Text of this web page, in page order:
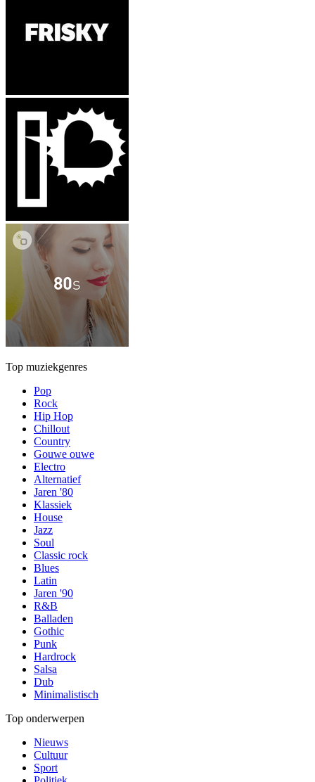
Top muziekgenres
Pop
Rock
Hip Hop
Chillout
Country
Gouwe ouwe
Electro
Alternatief
Jaren '80
Klassiek
House
Jazz
Soul
Classic rock
Blues
Latin
Jaren '90
R&B
Balladen
Gothic
Punk
Hardrock
Salsa
Dub
Minimalistisch
Top onderwerpen
Nieuws
Cultuur
Sport